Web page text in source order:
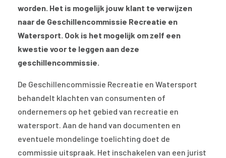
worden. Het is mogelijk jouw klant te verwijzen
naar de Geschillencommissie Recreatie en
Watersport. Ook is het mogelijk om zelf een
kwestie voor te leggen aan deze
geschillencommissie.
De Geschillencommissie Recreatie en Watersport
behandelt klachten van consumenten of
ondernemers op het gebied van recreatie en
watersport. Aan de hand van documenten en
eventuele mondelinge toelichting doet de
commissie uitspraak. Het inschakelen van een jurist